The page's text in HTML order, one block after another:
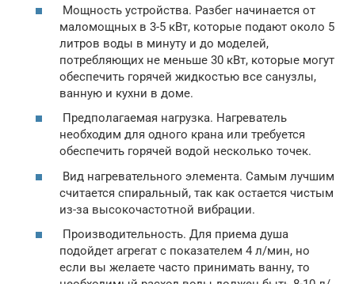
Мощность устройства. Разбег начинается от
маломощных в 3-5 кВт, которые подают около 5
литров воды в минуту и до моделей,
потребляющих не меньше 30 кВт, которые могут
обеспечить горячей жидкостью все санузлы,
ванную и кухни в доме.
Предполагаемая нагрузка. Нагреватель
необходим для одного крана или требуется
обеспечить горячей водой несколько точек.
Вид нагревательного элемента. Самым лучшим
считается спиральный, так как остается чистым
из-за высокочастотной вибрации.
Производительность. Для приема душа
подойдет агрегат с показателем 4 л/мин, но
если вы желаете часто принимать ванну, то